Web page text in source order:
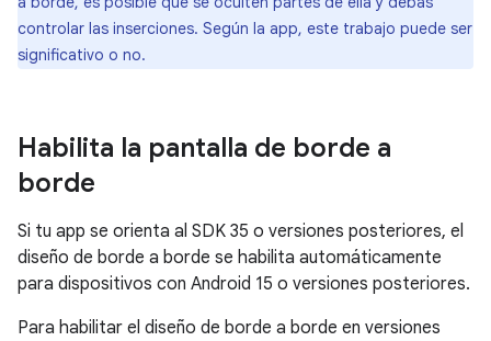
controlar las inserciones. Según la app, este trabajo puede ser
significativo o no.
Habilita la pantalla de borde a
borde
Si tu app se orienta al SDK 35 o versiones posteriores, el
diseño de borde a borde se habilita automáticamente
para dispositivos con Android 15 o versiones posteriores.
Para habilitar el diseño de borde a borde en versiones